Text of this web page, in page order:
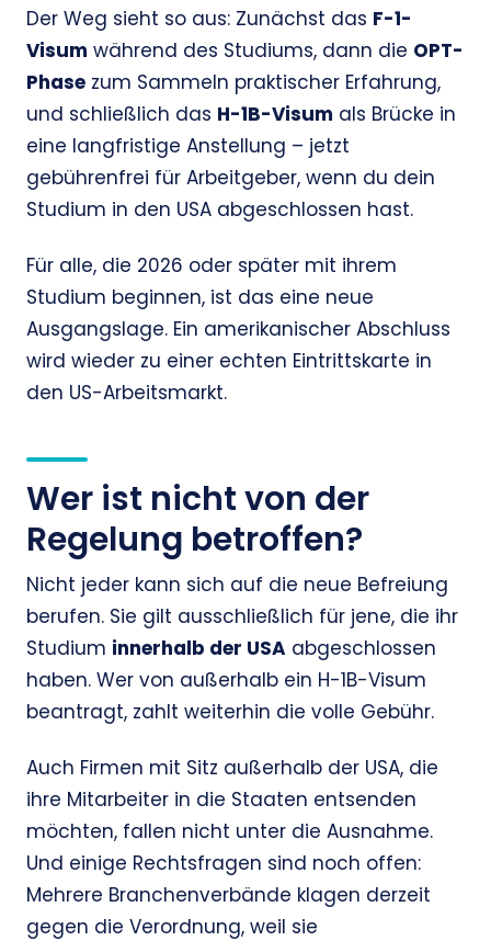
Der Weg sieht so aus: Zunächst das F-1-
Visum während des Studiums, dann die OPT-
Phase zum Sammeln praktischer Erfahrung,
und schließlich das H-1B-Visum als Brücke in
eine langfristige Anstellung – jetzt
gebührenfrei für Arbeitgeber, wenn du dein
Studium in den USA abgeschlossen hast.
Für alle, die 2026 oder später mit ihrem
Studium beginnen, ist das eine neue
Ausgangslage. Ein amerikanischer Abschluss
wird wieder zu einer echten Eintrittskarte in
den US-Arbeitsmarkt.
Wer ist nicht von der
Regelung betroffen?
Nicht jeder kann sich auf die neue Befreiung
berufen. Sie gilt ausschließlich für jene, die ihr
Studium innerhalb der USA abgeschlossen
haben. Wer von außerhalb ein H-1B-Visum
beantragt, zahlt weiterhin die volle Gebühr.
Auch Firmen mit Sitz außerhalb der USA, die
ihre Mitarbeiter in die Staaten entsenden
möchten, fallen nicht unter die Ausnahme.
Und einige Rechtsfragen sind noch offen:
Mehrere Branchenverbände klagen derzeit
gegen die Verordnung, weil sie